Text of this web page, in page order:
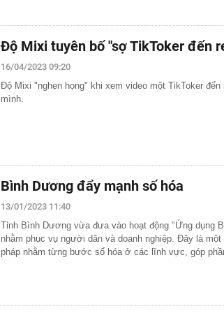
Độ Mixi tuyên bố "sợ TikToker đến
16/04/2023 09:20
Độ Mixi "nghẹn họng" khi xem video một TikToker đến
mình.
Bình Dương đẩy mạnh số hóa
13/01/2023 11:40
Tỉnh Bình Dương vừa đưa vào hoạt động "Ứng dụng
nhằm phục vụ người dân và doanh nghiệp. Đây là một
pháp nhằm từng bước số hóa ở các lĩnh vực, góp